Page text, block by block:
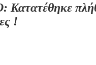
!